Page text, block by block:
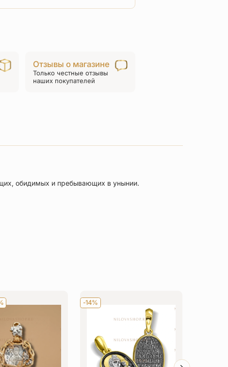
товара
Отзывы о магазине
Только честные отзывы
наших покупателей
обидимых и пребывающих в унынии.
-14%